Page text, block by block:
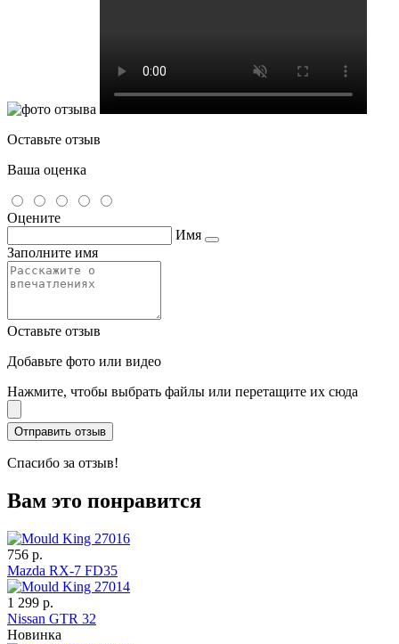
Оставьте отзыв
Ваша оценка
Оцените
Имя
Заполните имя
Оставьте отзыв
Добавьте фото или видео
Нажмите, чтобы выбрать файлы или перетащите их сюда
Спасибо за отзыв!
Вам это понравится
756 р.
Mazda RX-7 FD35
1 299 р.
Nissan GTR 32
Новинка